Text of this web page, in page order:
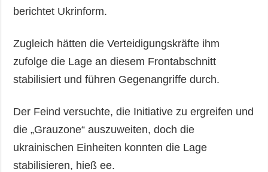
berichtet Ukrinform.
Zugleich hätten die Verteidigungskräfte ihm
zufolge die Lage an diesem Frontabschnitt
stabilisiert und führen Gegenangriffe durch.
Der Feind versuchte, die Initiative zu ergreifen und
die „Grauzone“ auszuweiten, doch die
ukrainischen Einheiten konnten die Lage
stabilisieren, hieß ee.